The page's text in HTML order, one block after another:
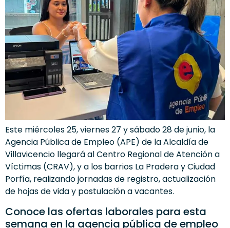
Este miércoles 25, viernes 27 y sábado 28 de junio, la
Agencia Pública de Empleo (APE) de la Alcaldía de
Villavicencio llegará al Centro Regional de Atención a
Víctimas (CRAV), y a los barrios La Pradera y Ciudad
Porfía, realizando jornadas de registro, actualización
de hojas de vida y postulación a vacantes.
Conoce las ofertas laborales para esta
semana en la agencia pública de empleo